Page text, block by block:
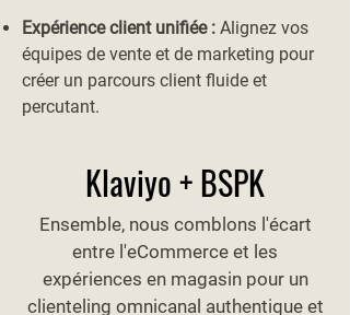
Expérience client unifiée : Alignez vos
équipes de vente et de marketing pour
créer un parcours client fluide et
percutant.
Klaviyo + BSPK
Ensemble, nous comblons l'écart
entre l'eCommerce et les
expériences en magasin pour un
clienteling omnicanal authentique et